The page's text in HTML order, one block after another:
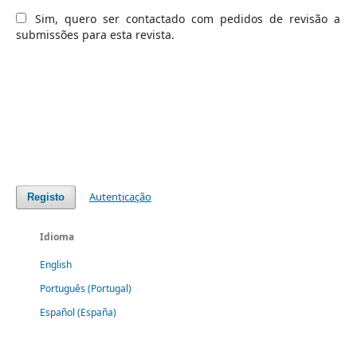
Sim, quero ser contactado com pedidos de revisão a
submissões para esta revista.
Registo Autenticação
Idioma
English
Português (Portugal)
Español (España)